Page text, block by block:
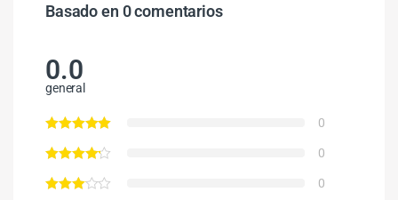
Basado en 0 comentarios
0.0
general
0
0
0